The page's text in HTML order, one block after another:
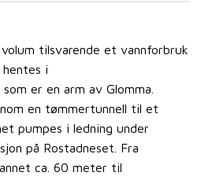
tilsvarende et vannforbruk
hentes i
er en arm av Glomma.
en tømmertunnell til et
pumpes i ledning under
på Rostadneset. Fra
ca. 60 meter til